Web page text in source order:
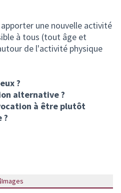
une nouvelle activité
à tous (tout âge et
de l'activité physique
?
alternative ?
à être plutôt
?
Images